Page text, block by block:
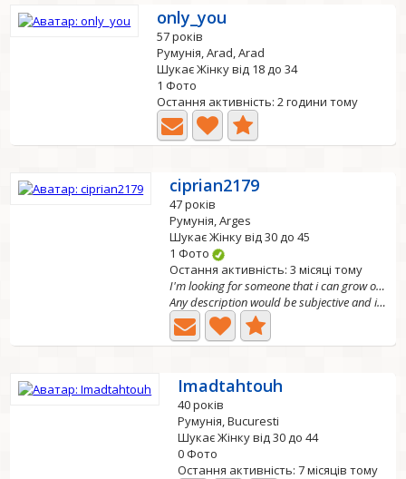
only_you
57 років
Румунія, Arad, Arad
Шукає Жінку від 18 до 34
1 Фото
Остання активність: 2 години тому
ciprian2179
47 років
Румунія, Arges
Шукає Жінку від 30 до 45
1 Фото
Остання активність: 3 місяці тому
I'm looking for someone that i can grow old with!
Any description would be subjective and i'd rather let...
Imadtahtouh
40 років
Румунія, Bucuresti
Шукає Жінку від 30 до 44
0 Фото
Остання активність: 7 місяців тому